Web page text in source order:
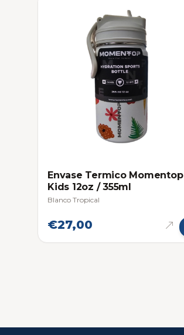
Envase Termico Momentop
Kids 12oz / 355ml
Blanco Tropical
€27,00